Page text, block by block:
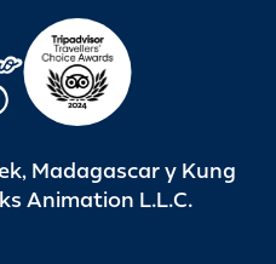
Madagascar y Kung
Animation L.L.C.